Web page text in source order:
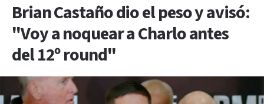
Brian Castaño dio el peso y avisó:
"Voy a noquear a Charlo antes
del 12º round"